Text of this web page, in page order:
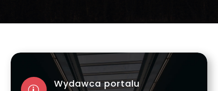
Wydawca portalu